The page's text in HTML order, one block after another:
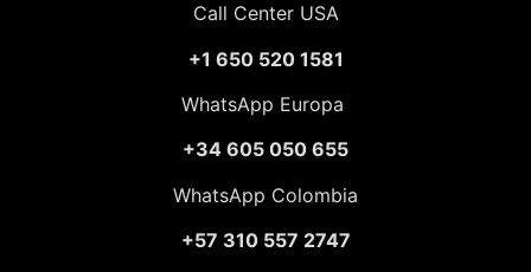
Call Center USA
+1 650 520 1581
WhatsApp Europa
+34 605 050 655
WhatsApp Colombia
+57 310 557 2747